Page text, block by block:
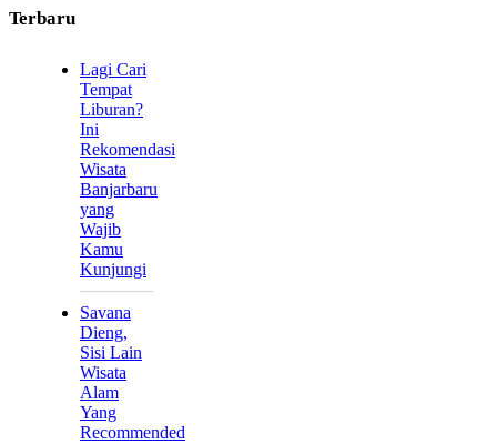
Terbaru
Lagi Cari
Tempat
Liburan?
Ini
Rekomendasi
Wisata
Banjarbaru
yang
Wajib
Kamu
Kunjungi
Savana
Dieng,
Sisi Lain
Wisata
Alam
Yang
Recommended